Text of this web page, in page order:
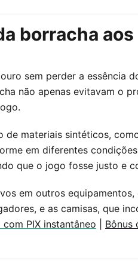
borracha
sem perder a
não apenas evitavam o
materiais sintéticos,
em diferentes
que o jogo fosse justo e
em outros
e as camisas, que
PIX instantâneo
Bônus